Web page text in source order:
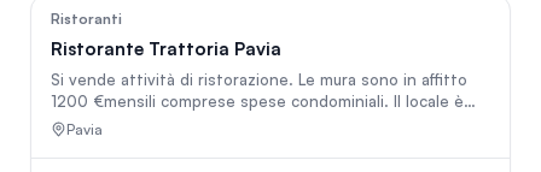
Ristoranti
Ristorante Trattoria Pavia
Si vende attività di ristorazione. Le mura sono in affitto
1200 €mensili comprese spese condominiali. Il locale è
completo di arredi, 50 coperti più dehor estivo 20
Pavia